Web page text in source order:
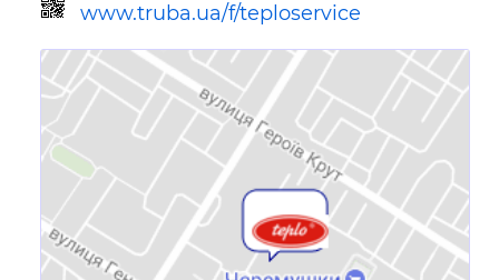
www.truba.ua/f/teploservice
Ссылка для мобильных устройств